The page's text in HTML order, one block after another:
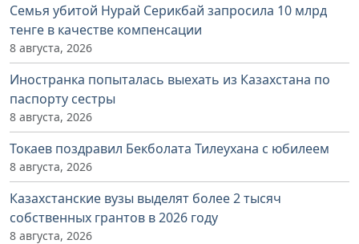
Семья убитой Нурай Серикбай запросила 10 млрд
тенге в качестве компенсации
8 августа, 2026
Иностранка попыталась выехать из Казахстана по
паспорту сестры
8 августа, 2026
Токаев поздравил Бекболата Тилеухана с юбилеем
8 августа, 2026
Казахстанские вузы выделят более 2 тысяч
собственных грантов в 2026 году
8 августа, 2026